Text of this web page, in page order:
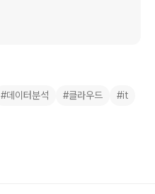
#데이터분석 #클라우드
#it